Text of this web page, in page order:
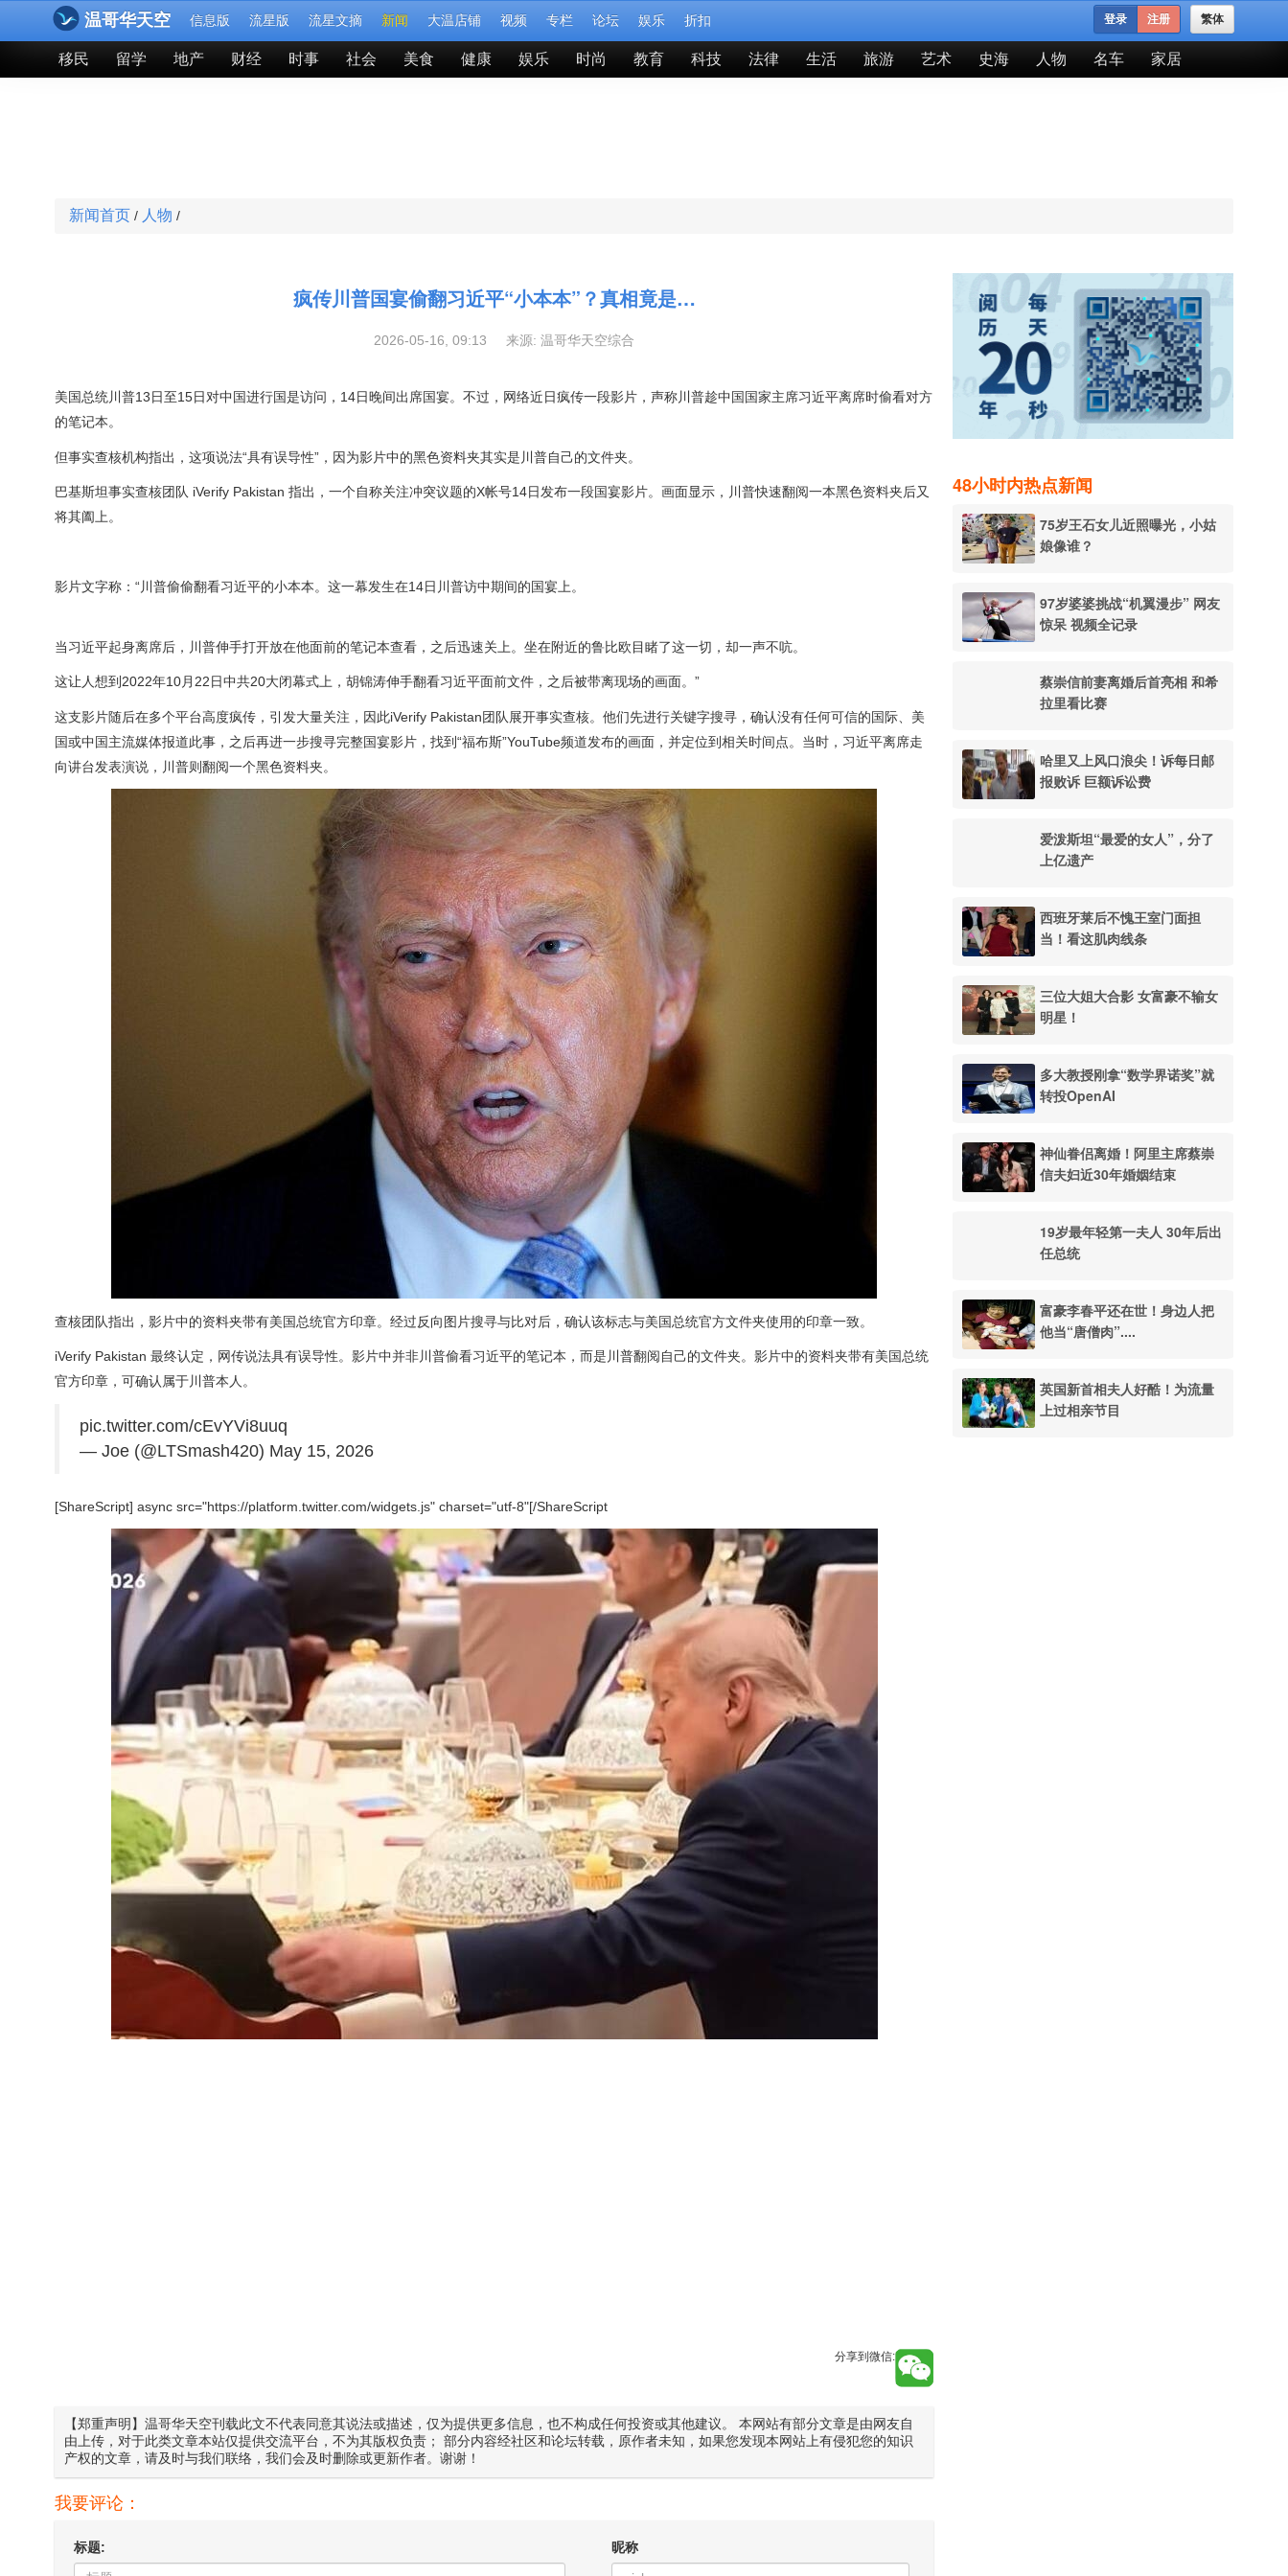
温哥华天空 信息版 流星版 流星文摘 新闻 大温店铺 视频 专栏 论坛 娱乐 折扣 繁体
登录 注册
移民 留学 地产 财经 时事 社会 美食 健康 娱乐 时尚 教育 科技 法律 生活 旅游 艺术 史海 人物 名车 家居
新闻首页 / 人物 /
疯传川普国宴偷翻习近平“小本本”？真相竟是…
2026-05-16, 09:13 来源: 温哥华天空综合
美国总统川普13日至15日对中国进行国是访问，14日晚间出席国宴。不过，网络近日疯传一段影片，声称川普趁中国国家主席习近平离席时偷看对方
的笔记本。
但事实查核机构指出，这项说法“具有误导性”，因为影片中的黑色资料夹其实是川普自己的文件夹。
巴基斯坦事实查核团队 iVerify Pakistan 指出，一个自称关注冲突议题的X帐号14日发布一段国宴影片。画面显示，川普快速翻阅一本黑色资料夹后又
将其阖上。
影片文字称：“川普偷偷翻看习近平的小本本。这一幕发生在14日川普访中期间的国宴上。
当习近平起身离席后，川普伸手打开放在他面前的笔记本查看，之后迅速关上。坐在附近的鲁比欧目睹了这一切，却一声不吭。
这让人想到2022年10月22日中共20大闭幕式上，胡锦涛伸手翻看习近平面前文件，之后被带离现场的画面。”
这支影片随后在多个平台高度疯传，引发大量关注，因此iVerify Pakistan团队展开事实查核。他们先进行关键字搜寻，确认没有任何可信的国际、美
国或中国主流媒体报道此事，之后再进一步搜寻完整国宴影片，找到“福布斯”YouTube频道发布的画面，并定位到相关时间点。当时，习近平离席走
向讲台发表演说，川普则翻阅一个黑色资料夹。
查核团队指出，影片中的资料夹带有美国总统官方印章。经过反向图片搜寻与比对后，确认该标志与美国总统官方文件夹使用的印章一致。
iVerify Pakistan 最终认定，网传说法具有误导性。影片中并非川普偷看习近平的笔记本，而是川普翻阅自己的文件夹。影片中的资料夹带有美国总统
官方印章，可确认属于川普本人。
pic.twitter.com/cEvYVi8uuq
— Joe (@LTSmash420) May 15, 2026
[ShareScript] async src="https://platform.twitter.com/widgets.js" charset="utf-8"[/ShareScript
分享到微信:
【郑重声明】温哥华天空刊载此文不代表同意其说法或描述，仅为提供更多信息，也不构成任何投资或其他建议。 本网站有部分文章是由网友自
由上传，对于此类文章本站仅提供交流平台，不为其版权负责； 部分内容经社区和论坛转载，原作者未知，如果您发现本网站上有侵犯您的知识
产权的文章，请及时与我们联络，我们会及时删除或更新作者。谢谢！
我要评论：
标题: 昵称
48小时内热点新闻
75岁王石女儿近照曝光，小姑
娘像谁？
97岁婆婆挑战“机翼漫步” 网友
惊呆 视频全记录
蔡崇信前妻离婚后首亮相 和希
拉里看比赛
哈里又上风口浪尖！诉每日邮
报败诉 巨额诉讼费
爱泼斯坦“最爱的女人”，分了
上亿遗产
西班牙莱后不愧王室门面担
当！看这肌肉线条
三位大姐大合影 女富豪不输女
明星！
多大教授刚拿“数学界诺奖”就
转投OpenAI
神仙眷侣离婚！阿里主席蔡崇
信夫妇近30年婚姻结束
19岁最年轻第一夫人 30年后出
任总统
富豪李春平还在世！身边人把
他当“唐僧肉”....
英国新首相夫人好酷！为流量
上过相亲节目